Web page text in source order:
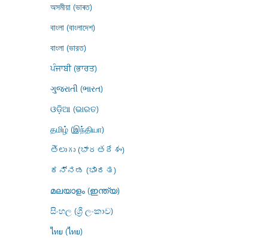
অসমীয়া (ভাৰত)
বাংলা (বাংলাদেশ)
বাংলা (ভারত)
ਪੰਜਾਬੀ (ਭਾਰਤ)
ગુજરાતી (ભારત)
ଓଡ଼ିଆ (ଭାରତ)
தமிழ் (இந்தியா)
తెలుగు (భారతదేశం)
ಕನ್ನಡ (ಭಾರತ)
മലയാളം (ഇന്ത്യ)
සිංහල (ශ්‍රී ලංකාව)
ไทย (ไทย)